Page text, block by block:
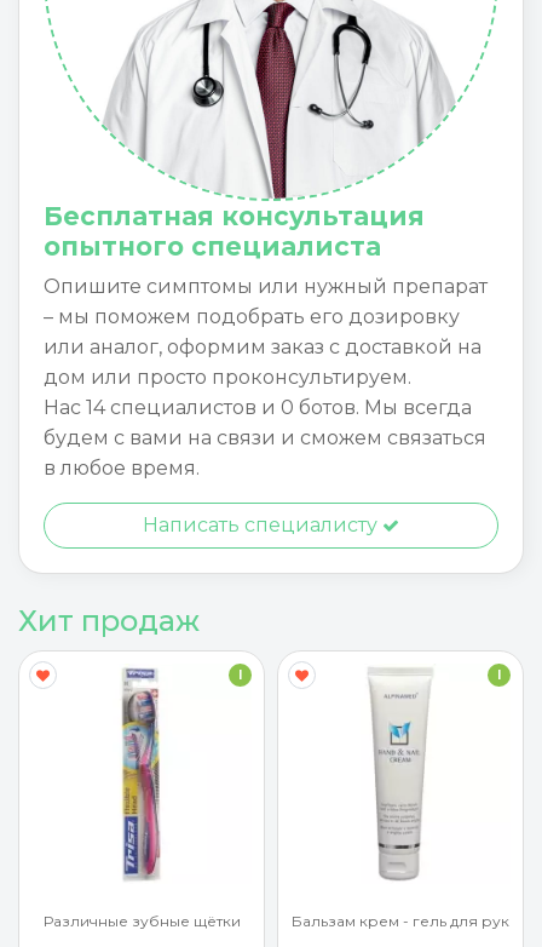
Бесплатная консультация
опытного специалиста
Опишите симптомы или нужный препарат
– мы поможем подобрать его дозировку
или аналог, оформим заказ с доставкой на
дом или просто проконсультируем.
Нас 14 специалистов и 0 ботов. Мы всегда
будем с вами на связи и сможем связаться
в любое время.
Написать специалисту
Хит продаж
Различные зубные щётки Бальзам крем - гель для рук